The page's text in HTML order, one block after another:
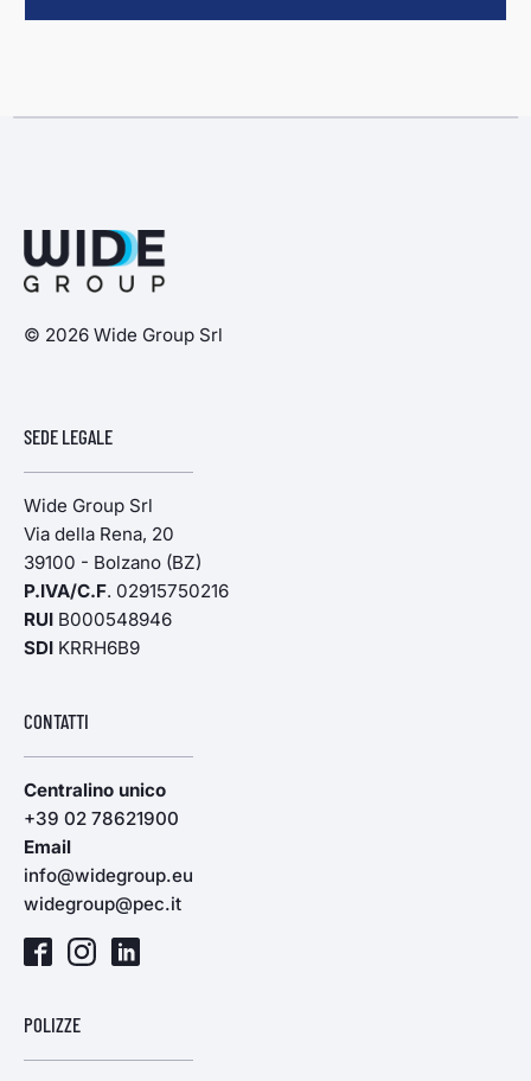
© 2026 Wide Group Srl
SEDE LEGALE
Wide Group Srl
Via della Rena, 20
39100 - Bolzano (BZ)
P.IVA/C.F. 02915750216
RUI B000548946
SDI KRRH6B9
CONTATTI
Centralino unico
+39 02 78621900
Email
info@widegroup.eu
widegroup@pec.it
POLIZZE